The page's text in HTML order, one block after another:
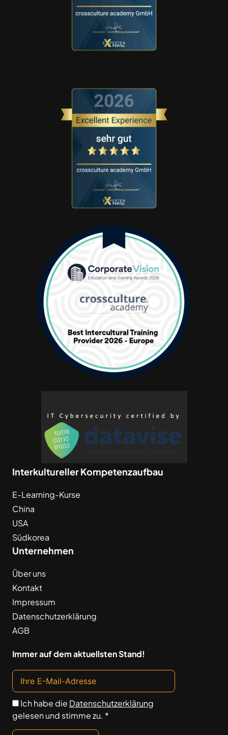
Interkultureller Kompetenzaufbau
E-Learning-Kurse
China
USA
Südkorea
Unternehmen
Über uns
Kontakt
Impressum
Datenschutzerklärung
AGB
Immer auf dem aktuellsten Stand!
Ich habe die Datenschutzerklärung
gelesen und stimme zu. *